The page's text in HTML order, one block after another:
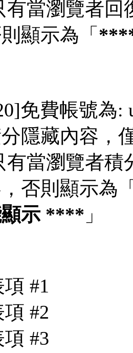
有當瀏覽者回
顯示為「
免費帳號為:
分隱藏內容，
有當瀏覽者積
否則顯示為
示 **** 」
#1
#2
#3